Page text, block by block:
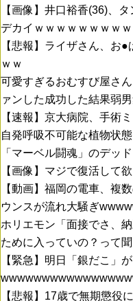
【画像】井口裕香(36)、
デカイｗｗｗｗｗｗｗｗｗ
【悲報】ライザさん、お
ｗｗ
可愛すぎるおむすび屋さ
ァンした成功した結果弱
【速報】京大病院、手術
自発呼吸不可能な植物状
「マーベル闘魂」のデッ
【画像】マジで復活して
【動画】福岡の電車、複
ウンスが流れ大騒ぎ
ホリエモン「面接でさ、
ために入っていの？って聞
【緊急】明日「銀だこ」
【悲報】17歳で無期懲役